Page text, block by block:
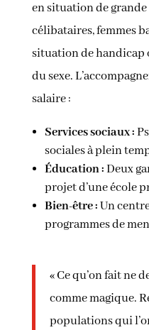
en situation de
célibataires, femmes
situation de handicap
du sexe.
salaire :
Services sociaux :
sociales à plein
Éducation :Deux
projet d’une école
Bien-être :Un
programmes de
« Ce qu’on fait ne
comme magique.
populations qui